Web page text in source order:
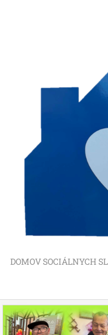
DOMOV SOCIÁLNYCH